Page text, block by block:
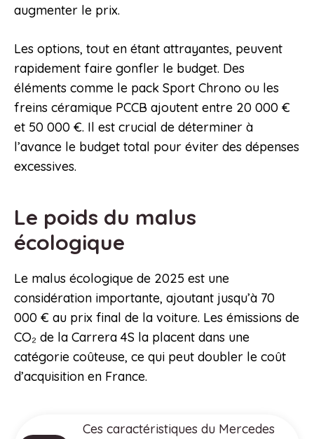
augmenter le prix.
Les options, tout en étant attrayantes, peuvent
rapidement faire gonfler le budget. Des
éléments comme le pack Sport Chrono ou les
freins céramique PCCB ajoutent entre 20 000 €
et 50 000 €. Il est crucial de déterminer à
l’avance le budget total pour éviter des dépenses
excessives.
Le poids du malus
écologique
Le malus écologique de 2025 est une
considération importante, ajoutant jusqu’à 70
000 € au prix final de la voiture. Les émissions de
CO₂ de la Carrera 4S la placent dans une
catégorie coûteuse, ce qui peut doubler le coût
d’acquisition en France.
Ces caractéristiques du Mercedes